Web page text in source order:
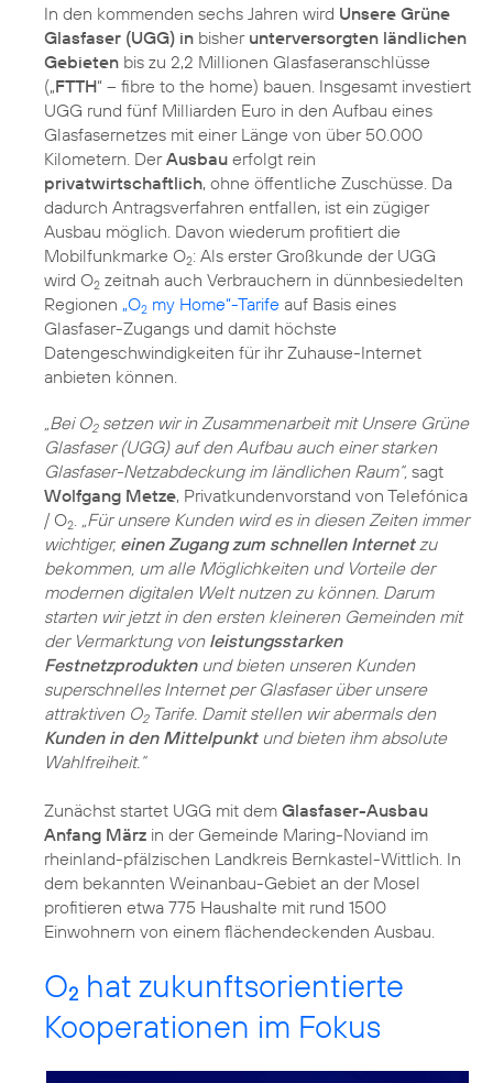
In den kommenden sechs Jahren wird Unsere Grüne
Glasfaser (UGG) in bisher unterversorgten ländlichen
Gebieten bis zu 2,2 Millionen Glasfaseranschlüsse
(„FTTH“ – fibre to the home) bauen. Insgesamt investiert
UGG rund fünf Milliarden Euro in den Aufbau eines
Glasfasernetzes mit einer Länge von über 50.000
Kilometern. DerAusbau erfolgt rein
privatwirtschaftlich, ohne öffentliche Zuschüsse. Da
dadurch Antragsverfahren entfallen, ist ein zügiger
Ausbau möglich. Davon wiederum profitiert die
Mobilfunkmarke O2: Als erster Großkunde der UGG
wird O2 zeitnah auch Verbrauchern in dünnbesiedelten
Regionen „O2 my Home“-Tarife auf Basis eines
Glasfaser-Zugangs und damit höchste
Datengeschwindigkeiten für ihr Zuhause-Internet
anbieten können.
„Bei O2setzen wir in Zusammenarbeit mit Unsere Grüne
Glasfaser (UGG) auf den Aufbau auch einer starken
Glasfaser-Netzabdeckung im ländlichen Raum“, sagt
Wolfgang Metze, Privatkundenvorstand von Telefónica
/ O2
„Für unsere Kunden wird es in diesen Zeiten immer
wichtiger, einen Zugang zum schnellen Internetzu
bekommen, um alle Möglichkeiten und Vorteile der
modernen digitalen Welt nutzen zu können. Darum
starten wir jetzt in den ersten kleineren Gemeinden mit
der Vermarktung von leistungsstarken
Festnetzproduktenund bieten unseren Kunden
superschnelles Internet per Glasfaser über unsere
attraktiven O2Tarife. Damit stellen wir abermals den
Kunden in den Mittelpunktund bieten ihm absolute
Wahlfreiheit.“
Zunächst startet UGG mit dem Glasfaser-Ausbau
Anfang März in der Gemeinde Maring-Noviand im
rheinland-pfälzischen Landkreis Bernkastel-Wittlich. In
dem bekannten Weinanbau-Gebiet an der Mosel
profitieren etwa 775 Haushalte mit rund 1500
Einwohnern von einem flächendeckenden Ausbau.
O2 hat zukunftsorientierte
Kooperationen im Fokus